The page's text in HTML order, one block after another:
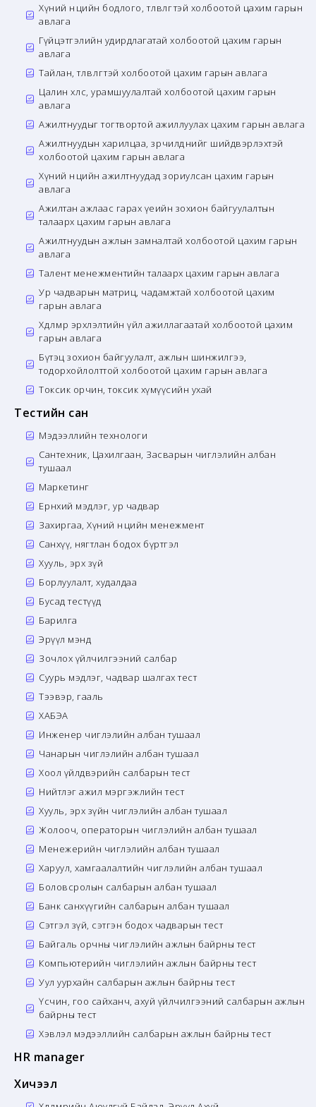
Хүний нөөцийн бодлого, төлөвлөгөөтэй холбоотой цахим гарын
авлага
Гүйцэтгэлийн удирдлагатай холбоотой цахим гарын
авлага
Тайлан, төлөвлөгөөтэй холбоотой цахим гарын авлага
Цалин хөлс, урамшуулалтай холбоотой цахим гарын
авлага
Ажилтнуудыг тогтвортой ажиллуулах цахим гарын авлага
Ажилтнуудын харилцаа, зөрчилдөөнийг шийдвэрлэхтэй
холбоотой цахим гарын авлага
Хүний нөөцийн ажилтнуудад зориулсан цахим гарын
авлага
Ажилтан ажлаас гарах үеийн зохион байгуулалтын
талаарх цахим гарын авлага
Ажилтнуудын ажлын замналтай холбоотой цахим гарын
авлага
Талент менежментийн талаарх цахим гарын авлага
Ур чадварын матриц, чадамжтай холбоотой цахим
гарын авлага
Хөдөлмөр эрхлэлтийн үйл ажиллагаатай холбоотой цахим
гарын авлага
Бүтэц зохион байгуулалт, ажлын шинжилгээ,
тодорхойлолттой холбоотой цахим гарын авлага
Токсик орчин, токсик хүмүүсийн ухай
Тестийн сан
Мэдээллийн технологи
Сантехник, Цахилгаан, Засварын чиглэлийн албан
тушаал
Маркетинг
Ерөнхий мэдлэг, ур чадвар
Захиргаа, Хүний нөөцийн менежмент
Санхүү, нягтлан бодох бүртгэл
Хууль, эрх зүй
Борлуулалт, худалдаа
Бусад тестүүд
Барилга
Эрүүл мэнд
Зочлох үйлчилгээний салбар
Суурь мэдлэг, чадвар шалгах тест
Тээвэр, гааль
ХАБЭА
Инженер чиглэлийн албан тушаал
Чанарын чиглэлийн албан тушаал
Хоол үйлдвэрийн салбарын тест
Нийтлэг ажил мэргэжлийн тест
Хууль, эрх зүйн чиглэлийн албан тушаал
Жолооч, операторын чиглэлийн албан тушаал
Менежерийн чиглэлийн албан тушаал
Харуул, хамгаалалтийн чиглэлийн албан тушаал
Боловсролын салбарын албан тушаал
Банк санхүүгийн салбарын албан тушаал
Сэтгэл зүй, сэтгэн бодох чадварын тест
Байгаль орчны чиглэлийн ажлын байрны тест
Компьютерийн чиглэлийн ажлын байрны тест
Уул уурхайн салбарын ажлын байрны тест
Үсчин, гоо сайханч, ахуй үйлчилгээний салбарын ажлын
байрны тест
Хэвлэл мэдээллийн салбарын ажлын байрны тест
HR manager
Хичээл